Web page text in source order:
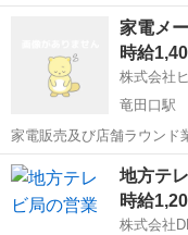
ランの案内、プランの提案
でも、優しい先輩方が一つ一
対応以外にも、店内のポ...
山鹿市 営業
家電メ
時給
株式会社
竜田口駅
家電販売及び店舗ラウンド
家電量販店を回って、店舗
ス、POPの展開、報告業務
ウンダー手当も付きます！
熊本 熊本市 竜田口
地方テ
時給